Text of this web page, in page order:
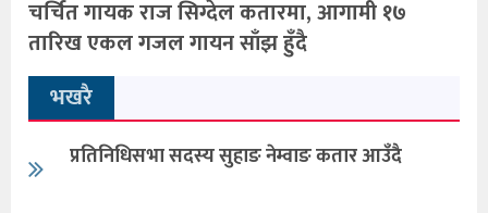
चर्चित गायक राज सिग्देल कतारमा, आगामी १७
तारिख एकल गजल गायन साँझ हुँदै
भखरै
प्रतिनिधिसभा सदस्य सुहाङ नेम्वाङ कतार आउँदै